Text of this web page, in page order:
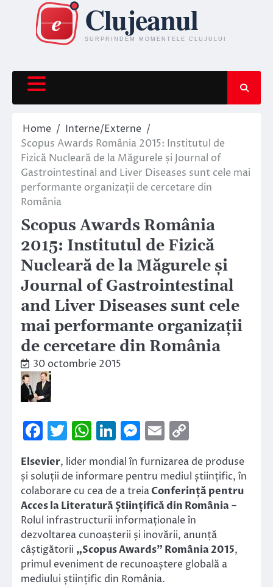
content
Home
Interne/Externe
Scopus Awards România 2015: Institutul de
Fizică Nucleară de la Măgurele și Journal of
Gastrointestinal and Liver Diseases sunt cele mai
performante organizații de cercetare din
România
Scopus Awards România
2015: Institutul de Fizică
Nucleară de la Măgurele și
Journal of Gastrointestinal
and Liver Diseases sunt cele
mai performante organizații
de cercetare din România
30 octombrie 2015
Facebook
Twitter
WhatsApp
LinkedIn
Messenger
Email
Link
Elsevier, lider mondial în furnizarea de produse
și soluții de informare pentru mediul științific, în
colaborare cu cea de a treiaConferință pentru
Acces la Literatură Științifică din România–
Rolul infrastructurii informaționale în
dezvoltarea cunoașterii și inovării, anunță
câștigătorii „Scopus Awards” România 2015,
primul eveniment de recunoaștere globală a
mediului științific din România.